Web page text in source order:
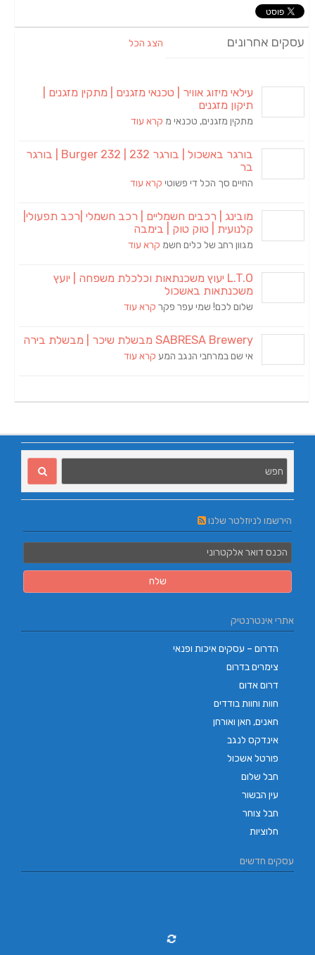
עסקים אחרונים הצג הכל
עילאי מיזוג אוויר | טכנאי מזגנים | מתקין מזגנים |
תיקון מזגנים
מתקין מזגנים, טכנאי מ קרא עוד
בורגר באשכול | בורגר 232 | Burger 232 | בורגר
בר
החיים סך הכל די פשוטי קרא עוד
מובינג | רכבים חשמליים | רכב חשמלי |רכב תפעולי|
קלנועית | טוק טוק | בימבה
מגוון רחב של כלים חשמ קרא עוד
L.T.O יעוץ משכנתאות וכלכלת משפחה | יועץ
משכנתאות באשכול
שלום לכם! שמי עפר פקר קרא עוד
SABRESA Brewery מבשלת שיכר | מבשלת בירה
אי שם במרחבי הנגב המע קרא עוד
הירשמו לניוזלטר שלנו
אתרי אינטרנטיק
הדרום – עסקים איכות ופנאי
צימרים בדרום
דרום אדום
חוות וחוות בודדים
חאנים, חאן ואורחן
אינדקס לנגב
פורטל אשכול
חבל שלום
עין הבשור
חבל צוחר
חלוציות
עסקים חדשים